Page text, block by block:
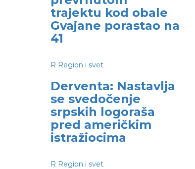
trajektu kod obale
Gvajane porastao na
41
R Region i svet
Derventa: Nastavlja
se svedočenje
srpskih logoraša
pred američkim
istražiocima
R Region i svet